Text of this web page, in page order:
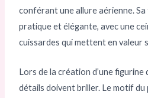
conférant une allure aérienne.
pratique et élégante, avec une
cuissardes qui mettent en valeur
Lors de la création d’une figurine
détails doivent briller. Le motif